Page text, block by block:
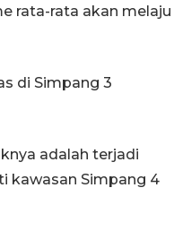
rata-rata akan melaju
di Simpang 3
adalah terjadi
kawasan Simpang 4